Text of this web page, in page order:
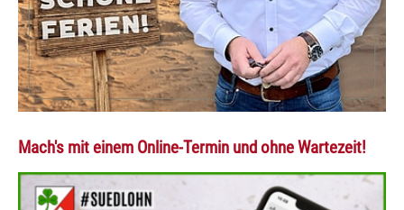
Mach's mit einem Online-Termin und ohne Wartezeit!